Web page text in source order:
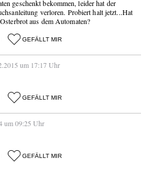
geschenkt bekommen, leider hat der
verloren. Probiert halt jetzt...Hat
aus dem Automaten?
GEFÄLLT MIR
um 17:17 Uhr
GEFÄLLT MIR
um 09:25 Uhr
GEFÄLLT MIR